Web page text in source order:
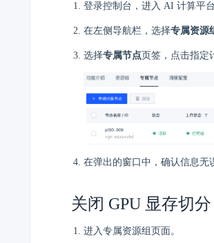
登录控制台，进入 AI 计算平台
在左侧导航栏，选择专属资源
选择专属节点页签，点击指定
在弹出的窗口中，确认信息无
关闭 GPU 显存切分
进入专属资源组页面。